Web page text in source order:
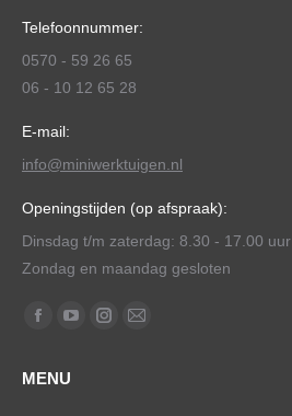
Telefoonnummer:
0570 - 59 26 65
06 - 10 12 65 28
E-mail:
info@miniwerktuigen.nl
Openingstijden (op afspraak):
Dinsdag t/m zaterdag: 8.30 - 17.00 uur
Zondag en maandag gesloten
Vind ons op:
Facebook
opens
YouTube
opens
Instagram
MENU